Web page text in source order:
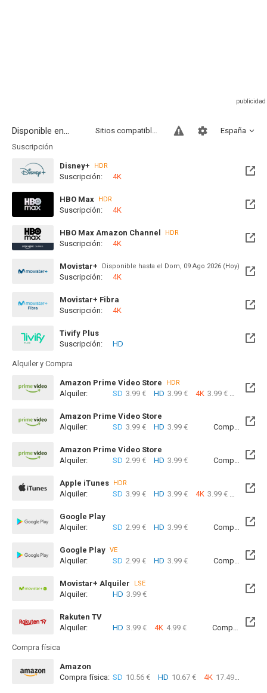
Disponible en... España
Sitios compatibles
Suscripción
Disney+ HDR
Suscripción: 4K
HBO Max
HDR
Disponible hasta el Lun, 21 Dic 2026 (Quedan 4 meses)
Suscripción: 4K
HBO Max Amazon Channel HDR
Suscripción: 4K
Movistar+ Disponible hasta el Dom, 09 Ago 2026 (Hoy)
Suscripción: 4K
Movistar+ Fibra
Disponible hasta el Lun, 21 Dic 2026 (Quedan 4 meses)
Suscripción: 4K
Tivify Plus
Disponible hasta el Mié, 12 Ago 2026 (Quedan 5 días)
Suscripción: HD
Alquiler y Compra
Amazon Prime Video Store HDR
Alquiler: SD 3.99 € HD 3.99 € 4K 3.99 €
Amazon Prime Video Store
Alquiler:
SD 3.99 € HD 3.99 € Compra: SD
Amazon Prime Video Store
Alquiler:
SD 2.99 € HD 3.99 € Compra: SD
Apple iTunes HDR
Alquiler: SD 3.99 € HD 3.99 € 4K 3.99 €
Google Play
Alquiler:
SD 2.99 € HD 3.99 € Compra: SD
Google Play VE
Alquiler: SD 2.99 € HD 3.99 € Compra: SD
Movistar+ Alquiler
LSE
Disponible hasta el Vie, 25 Jun 2027 (Quedan 10 meses)
Alquiler: HD 3.99 €
Rakuten TV
Alquiler:
HD 3.99 € 4K 4.99 € Compra: SD
Compra física
Amazon
Compra física: SD 10.56 € HD 10.67 € 4K 17.49 €